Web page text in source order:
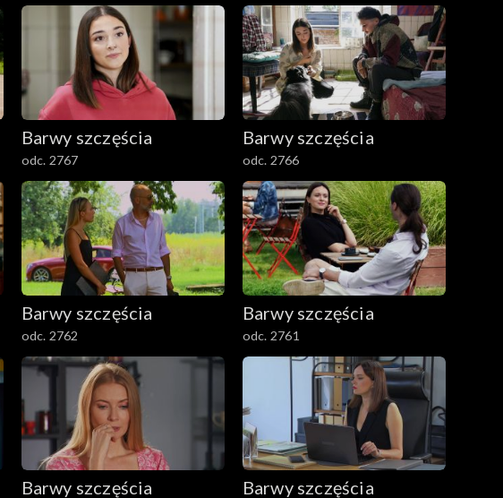
Barwy szczęścia
odc. 2767
Barwy szczęścia
odc. 2766
Barwy szczęścia
odc. 2762
Barwy szczęścia
odc. 2761
Barwy szczęścia Barwy szczęścia